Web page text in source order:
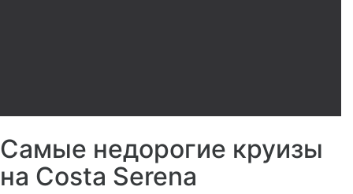
Самые недорогие круизы
на Costa Serena